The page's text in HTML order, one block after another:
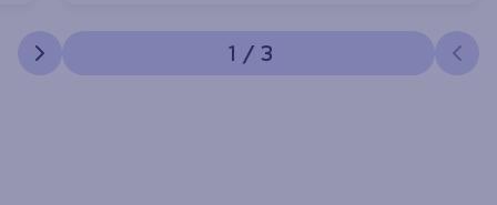
1 / 3